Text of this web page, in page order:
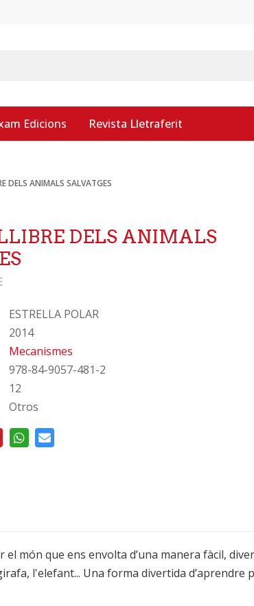
Edicions Revista Lletraferit
DELS ANIMALS SALVATGES
DELS ANIMALS
ESTRELLA POLAR
2014
Mecanismes
978-84-9057-481-2
12
Otros
món que ens envolta d’una manera fàcil,
l'elefant... Una forma divertida d’aprendre